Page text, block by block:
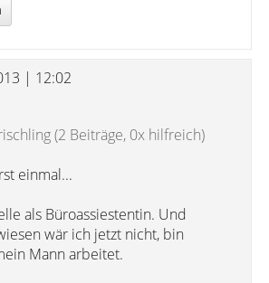
| 12:02
(2 Beiträge, 0x hilfreich)
einmal...
als Büroassiestentin. Und
wär ich jetzt nicht, bin
Mann arbeitet.